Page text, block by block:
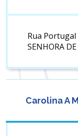
Rua
SENHORA
Carolina A